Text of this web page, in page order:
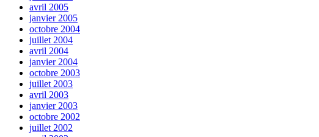
avril 2005
janvier 2005
octobre 2004
juillet 2004
avril 2004
janvier 2004
octobre 2003
juillet 2003
avril 2003
janvier 2003
octobre 2002
juillet 2002